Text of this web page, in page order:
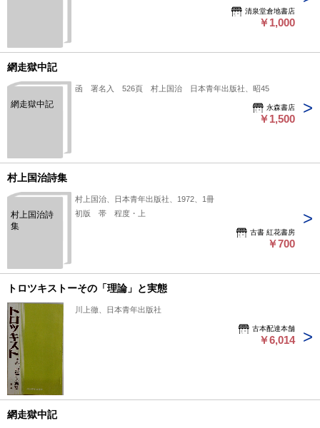
清泉堂倉地書店
￥1,000
網走獄中記
網走獄中記
函 署名入 526頁 村上国治 日本青年出版社、昭45
永森書店
￥1,500
村上国治詩集
村上国治詩
集
村上国治、日本青年出版社、1972、1冊
初版 帯 程度・上
古書 紅花書房
￥700
トロツキストーその「理論」と実態
川上徹、日本青年出版社
古本配達本舗
￥6,014
網走獄中記